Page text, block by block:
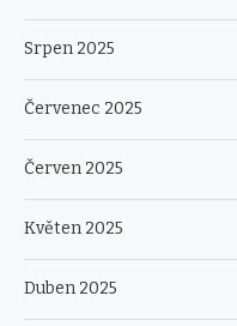
Srpen 2025
Červenec 2025
Červen 2025
Květen 2025
Duben 2025